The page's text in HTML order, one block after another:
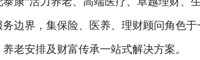
边界，集保险、医养、理财顾问角色
老安排及财富传承一站式解决方案。